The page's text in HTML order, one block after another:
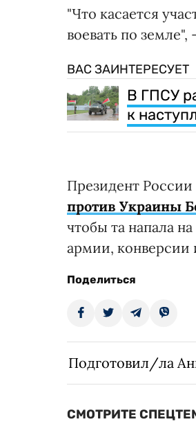
"Что касается
воевать по
ВАС ЗАИНТЕРЕСУЕТ
В ГПСУ
к
Президент
против Украины
чтобы та напала
армии, конверсии
Поделиться
Подготовил/ла
СМОТРИТЕ